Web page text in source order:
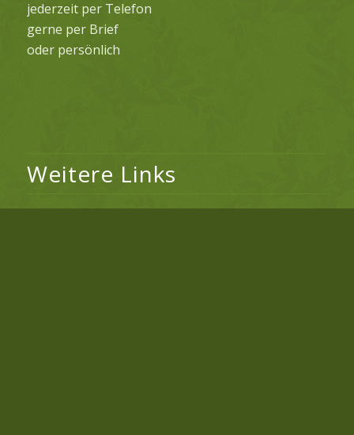
jederzeit per Telefon
gerne per Brief
oder persönlich
Weitere Links